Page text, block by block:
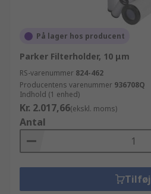
På lager hos producent
Parker Filterholder, 10 μm
RS-varenummer 824-462
Producentens varenummer 936708Q
Indhold (1 enhed)
Kr. 2.017,66(ekskl. moms)
Antal
Tilføj